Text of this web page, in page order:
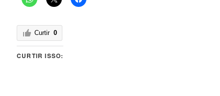
Curtir 0
CURTIR ISSO: